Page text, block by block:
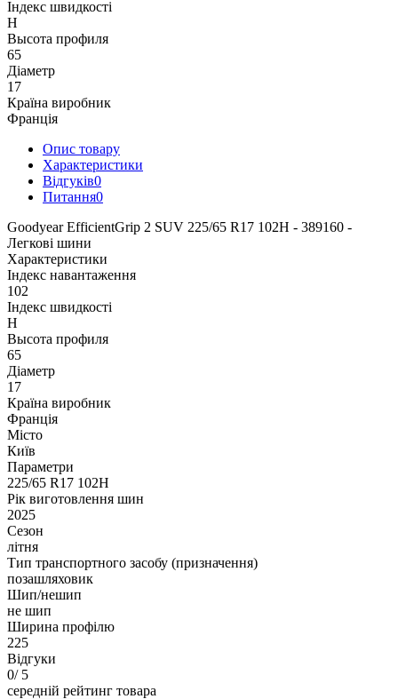
Індекс швидкості
H
Высота профиля
65
Діаметр
17
Країна виробник
Франція
Опис товару
Характеристики
Відгуків0
Питання0
Goodyear EfficientGrip 2 SUV 225/65 R17 102H - 389160 -
Легкові шини
Характеристики
Індекс навантаження
102
Індекс швидкості
H
Высота профиля
65
Діаметр
17
Країна виробник
Франція
Місто
Київ
Параметри
225/65 R17 102H
Рік виготовлення шин
2025
Сезон
літня
Тип транспортного засобу (призначення)
позашляховик
Шип/нешип
не шип
Ширина профілю
225
Відгуки
0/ 5
середній рейтинг товара